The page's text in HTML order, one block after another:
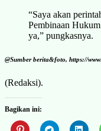
“Saya akan
Pembinaan
ya,” pungkasnya.
@Sumber berita&foto, https://
(Redaksi).
Bagikan ini: